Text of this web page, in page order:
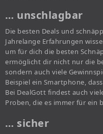
… unschlagbar
Die besten Deals und
Jahrelange Erfahrungen
um für dich die besten
ermöglicht dir nicht nur die
sondern auch viele
Beispiel ein Smartphone,
Bei DealGott findest auch
Proben, die es immer für ein
… sicher